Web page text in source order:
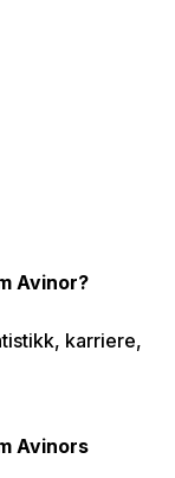
Avinor?
karriere,
Avinors